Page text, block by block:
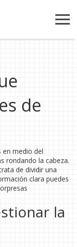
de
en medio del
rondando la cabeza.
de dividir una
clara puedes
la